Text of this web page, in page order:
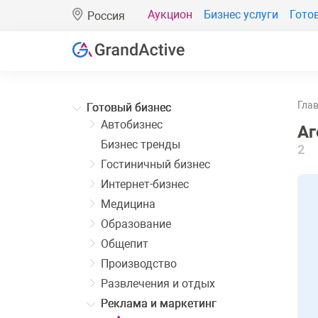
Россия Аукцион Бизнес услуги
Готовый бизнес
Автобизнес
Бизнес тренды
Гостиничный бизнес
Интернет-бизнес
Медицина
Образование
Общепит
Производство
Развлечения и отдых
Реклама и маркетинг
2